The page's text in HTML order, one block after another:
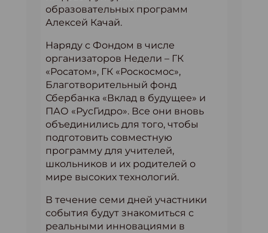
образовательных программ
Алексей Качай.
Наряду с Фондом в числе
организаторов Недели – ГК
«Росатом», ГК «Роскосмос»,
Благотворительный фонд
Сбербанка «Вклад в будущее» и
ПАО «РусГидро». Все они вновь
объединились для того, чтобы
подготовить совместную
программу для учителей,
школьников и их родителей о
мире высоких технологий.
В течение семи дней участники
события будут знакомиться с
реальными инновациями в